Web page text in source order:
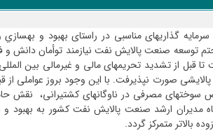
گذاری­های مناسبی در راستای بهبود و بهسازي
صنعت پالایش نفت نیازمند توأمان دانش و
قبل از تشدید تحریم­های مالی و غیرمالی بین
صورت نپذیرفت. با این وجود بروز عواملی از
سوخت­های مصرفی در ناوگانهای کشتیرانی، نقش
مدیران ارشد صنعت پالایش نفت کشور به بهبود و
بالاتر متمرکز گردد.